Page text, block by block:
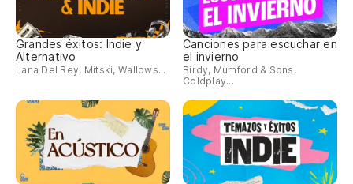
Grandes éxitos: Indie y
Alternativo
Lana Del Rey, Mitski, Wallows...
Canciones para escuchar en
el invierno
Birdy, Mumford & Sons,
Coldplay...